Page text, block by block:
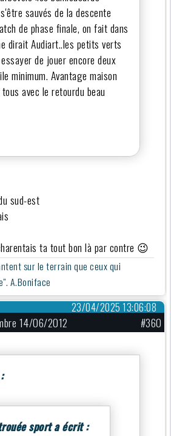
sauvés de la descente
de phase finale, on fait dans
dirait Audiart..les petits verts
de jouer encore deux
minimum. Avantage maison
avec le retourdu beau
sud-est
ta tout bon là par contre 😉
sur le terrain que ceux qui
A.Boniface
23/04/2025 13:06:08
14/06/2012 #360
sport a écrit :